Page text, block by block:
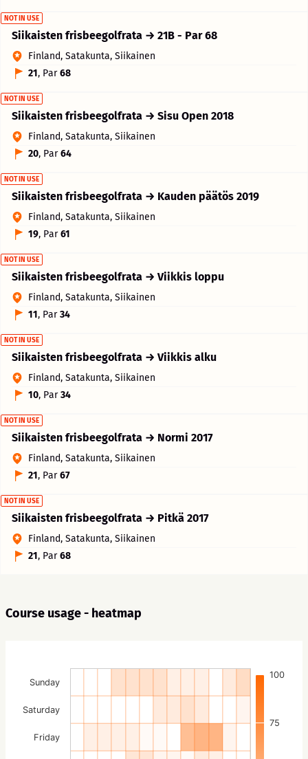
Siikaisten frisbeegolfrata → 21B - Par 68
NOT IN USE
Finland, Satakunta, Siikainen
21, Par68
Siikaisten frisbeegolfrata → Sisu Open 2018
NOT IN USE
Finland, Satakunta, Siikainen
20, Par64
Siikaisten frisbeegolfrata → Kauden päätös 2019
NOT IN USE
Finland, Satakunta, Siikainen
19, Par61
Siikaisten frisbeegolfrata → Viikkis loppu
NOT IN USE
Finland, Satakunta, Siikainen
11, Par34
Siikaisten frisbeegolfrata → Viikkis alku
NOT IN USE
Finland, Satakunta, Siikainen
10, Par34
Siikaisten frisbeegolfrata → Normi 2017
NOT IN USE
Finland, Satakunta, Siikainen
21, Par67
Siikaisten frisbeegolfrata → Pitkä 2017
NOT IN USE
Finland, Satakunta, Siikainen
21, Par68
Course usage - heatmap
75
100
Friday
Saturday
Sunday